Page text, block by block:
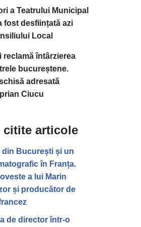
a Teatrului Municipal
fost desființată azi
Local
reclamă întârzierea
bucureștene.
adresată
Ciucu
citite articole
din București și un
în Franța.
a lui Marin
și producător de
de director într-o